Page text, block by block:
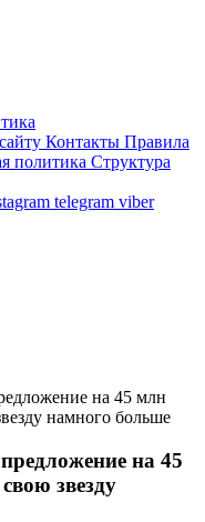
Контакты Правила
политика Структура
telegram viber
на 45 млн
намного больше
на 45
звезду